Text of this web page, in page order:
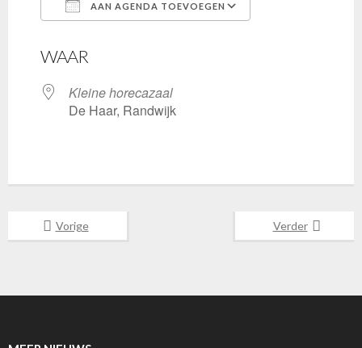
AAN AGENDA TOEVOEGEN
WAAR
Kleine horecazaal
De Haar, Randwijk
Vorige Verder